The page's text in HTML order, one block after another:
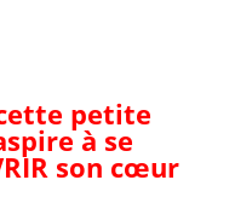
petite
à se
son cœur